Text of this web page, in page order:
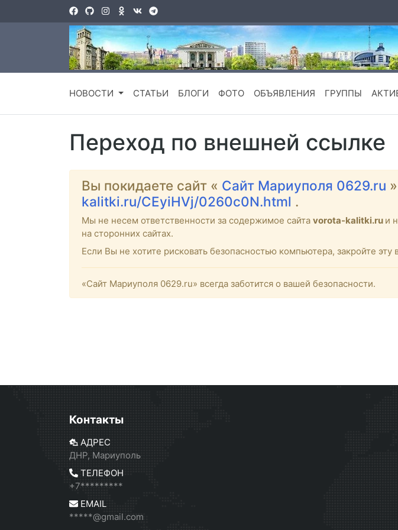
НОВОСТИ СТАТЬИ БЛОГИ ФОТО ОБЪЯВЛЕНИЯ ГРУППЫ
Переход по внешней ссылке
Вы покидаете сайт « Сайт Мариуполя 0629.ru
kalitki.ru/CEyiHVj/0260c0N.html .
Мы не несем ответственности за содержимое сайта vorota-kalitki.ru и
на сторонних сайтах.
Если Вы не хотите рисковать безопасностью компьютера, закройте
«Сайт Мариуполя 0629.ru» всегда заботится о вашей безопасности.
Контакты
АДРЕС
ДНР, Мариуполь
ТЕЛЕФОН
+7*********
EMAIL
*****@gmail.com